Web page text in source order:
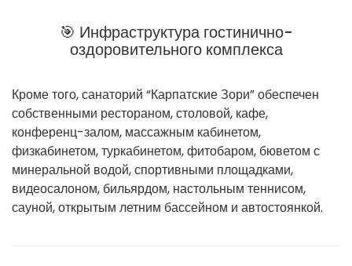
🎯 Инфраструктура гостинично-
оздоровительного комплекса
Кроме того, санаторий “Карпатские Зори” обеспечен
собственными рестораном, столовой, кафе,
конференц-залом, массажным кабинетом,
физкабинетом, туркабинетом, фитобаром, бюветом с
минеральной водой, спортивными площадками,
видеосалоном, бильярдом, настольным теннисом,
сауной, открытым летним бассейном и автостоянкой.